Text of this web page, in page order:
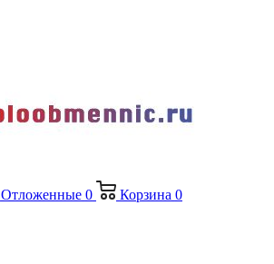
Отложенные 0 Корзина 0